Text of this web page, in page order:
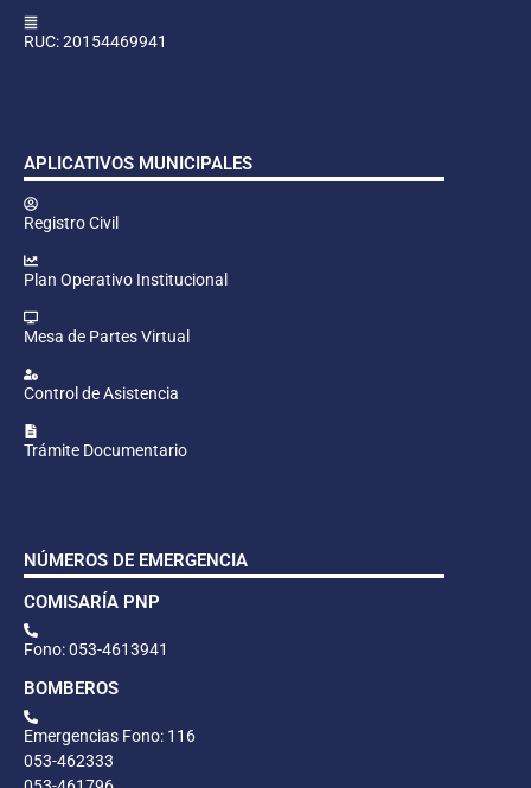
RUC: 20154469941
APLICATIVOS MUNICIPALES
Registro Civil
Plan Operativo Institucional
Mesa de Partes Virtual
Control de Asistencia
Trámite Documentario
NÚMEROS DE EMERGENCIA
COMISARÍA PNP
Fono: 053-4613941
BOMBEROS
Emergencias Fono: 116
053-462333